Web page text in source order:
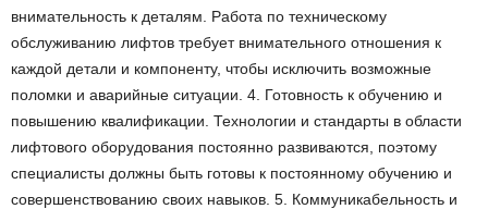
внимательность к деталям. Работа по техническому
обслуживанию лифтов требует внимательного отношения к
каждой детали и компоненту, чтобы исключить возможные
поломки и аварийные ситуации. 4. Готовность к обучению и
повышению квалификации. Технологии и стандарты в области
лифтового оборудования постоянно развиваются, поэтому
специалисты должны быть готовы к постоянному обучению и
совершенствованию своих навыков. 5. Коммуникабельность и